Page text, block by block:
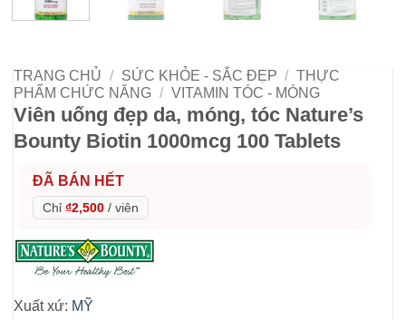
TRANG CHỦ / SỨC KHỎE - SẮC ĐẸP / THỰC
PHẨM CHỨC NĂNG / VITAMIN TÓC - MÓNG
Viên uống đẹp da, móng, tóc Nature’s
Bounty Biotin 1000mcg 100 Tablets
ĐÃ BÁN HẾT
Chỉ ₫2,500 / viên
Xuất xứ: MỸ